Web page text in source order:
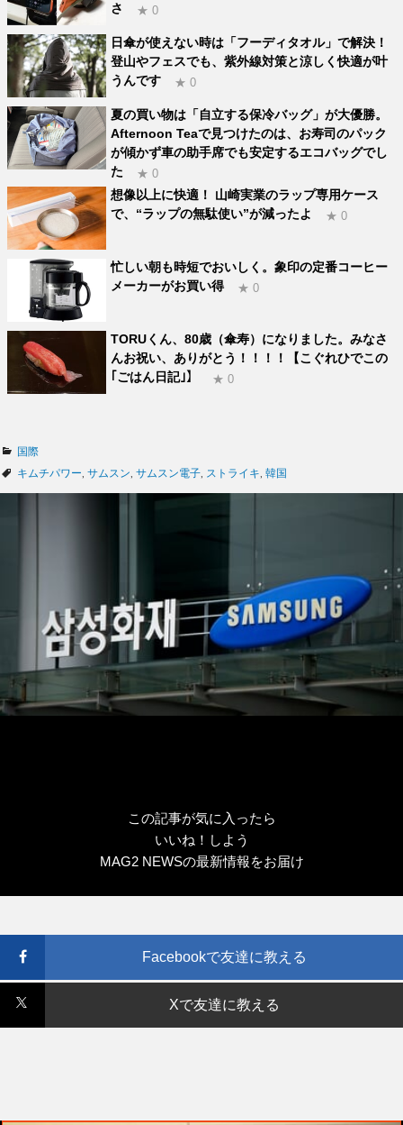
さ
★ 0
日傘が使えない時は「フーディタオル」で解決！
登山やフェスでも、紫外線対策と涼しく快適が叶
うんです
★ 0
夏の買い物は「自立する保冷バッグ」が大優勝。
Afternoon Teaで見つけたのは、お寿司のパック
が傾かず車の助手席でも安定するエコバッグでし
た
★ 0
想像以上に快適！ 山崎実業のラップ専用ケース
で、“ラップの無駄使い”が減ったよ
★ 0
忙しい朝も時短でおいしく。象印の定番コーヒー
メーカーがお買い得
★ 0
TORUくん、80歳（傘寿）になりました。みなさ
んお祝い、ありがとう！！！！【こぐれひでこの
｢ごはん日記｣】
★ 0
カ
テ
国際
タ
キムチパワー サムスン サムスン電子 ストライキ 韓国
この記事が気に入ったら
いいね！しよう
MAG2 NEWSの最新情報をお届け
Facebookで友達に教える
Xで友達に教える